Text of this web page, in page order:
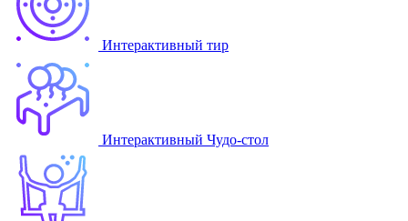
Интерактивный тир
Интерактивный Чудо-стол